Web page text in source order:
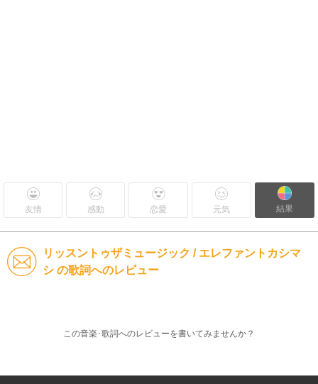
友情 感動 恋愛 元気 結果
リッスントゥザミュージック / エレファントカシマ
シ の歌詞へのレビュー
この音楽･歌詞へのレビューを書いてみませんか？